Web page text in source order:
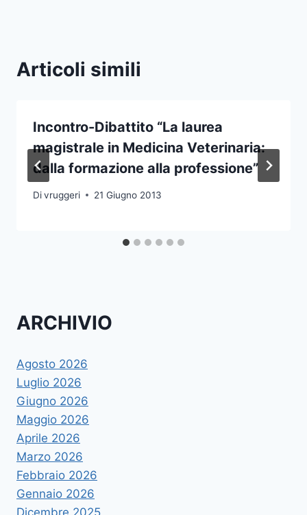
Articoli simili
Incontro-Dibattito “La laurea
magistrale in Medicina Veterinaria:
dalla formazione alla professione”
Divruggeri 21 Giugno 2013
ARCHIVIO
Agosto 2026
Luglio 2026
Giugno 2026
Maggio 2026
Aprile 2026
Marzo 2026
Febbraio 2026
Gennaio 2026
Dicembre 2025